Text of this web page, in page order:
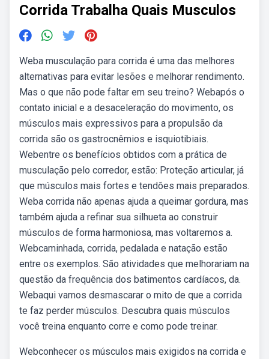
Corrida Trabalha Quais Musculos
Weba musculação para corrida é uma das melhores
alternativas para evitar lesões e melhorar rendimento.
Mas o que não pode faltar em seu treino? Webapós o
contato inicial e a desaceleração do movimento, os
músculos mais expressivos para a propulsão da
corrida são os gastrocnêmios e isquiotibiais.
Webentre os benefícios obtidos com a prática de
musculação pelo corredor, estão: Proteção articular, já
que músculos mais fortes e tendões mais preparados.
Weba corrida não apenas ajuda a queimar gordura, mas
também ajuda a refinar sua silhueta ao construir
músculos de forma harmoniosa, mas voltaremos a.
Webcaminhada, corrida, pedalada e natação estão
entre os exemplos. São atividades que melhorariam na
questão da frequência dos batimentos cardíacos, da.
Webaqui vamos desmascarar o mito de que a corrida
te faz perder músculos. Descubra quais músculos
você treina enquanto corre e como pode treinar.
Webconhecer os músculos mais exigidos na corrida e